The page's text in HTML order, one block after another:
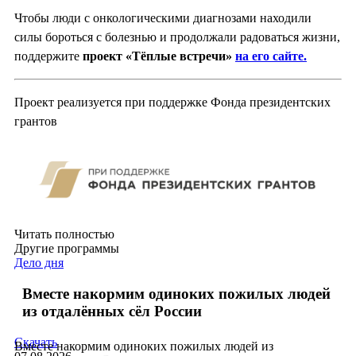
Чтобы люди с онкологическими диагнозами находили
силы бороться с болезнью и продолжали радоваться жизни,
поддержите проект «Тёплые встречи» на его сайте.
Проект реализуется при поддержке Фонда президентских
грантов
Читать полностью
Другие программы
Дело дня
Вместе накормим одиноких пожилых людей
из отдалённых сёл России
Вместе накормим одиноких пожилых людей из
Скачать